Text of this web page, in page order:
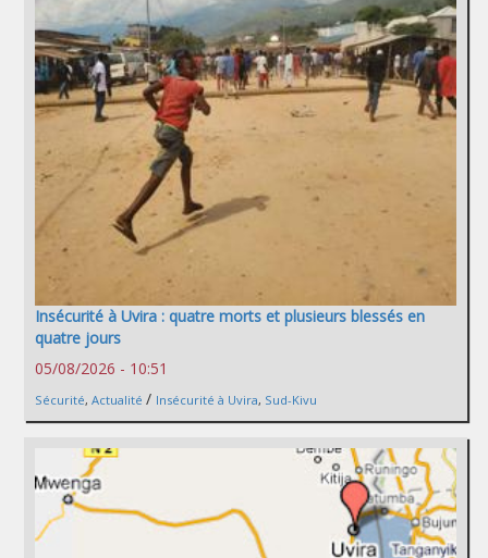
Insécurité à Uvira : quatre morts et plusieurs blessés en
quatre jours
05/08/2026 - 10:51
Sécurité, Actualité / Insécurité à Uvira, Sud-Kivu